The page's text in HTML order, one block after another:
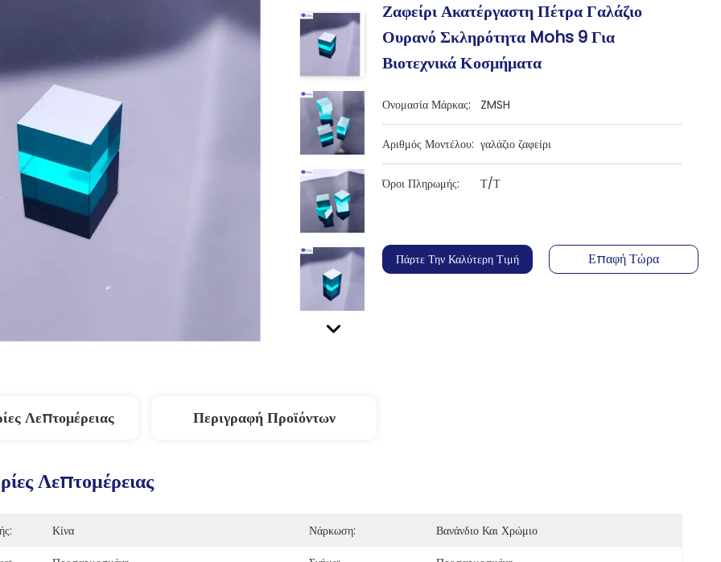
Ζαφείρι Ακατέργαστη Πέτρα Γαλάζιο
Ουρανό Σκληρότητα Mohs 9 Για
Βιοτεχνικά Κοσμήματα
Ονομασία Μάρκας: ZMSH
Αριθμός Μοντέλου: γαλάζιο ζαφείρι
Όροι Πληρωμής: Τ/Τ
Πάρτε Την Καλύτερη Τιμή Επαφή Τώρα
Λεπτομέρειας Περιγραφή Προϊόντων
Λεπτομέρειας
Κίνα Νάρκωση:
Βανάνδιο Και Χρώμιο